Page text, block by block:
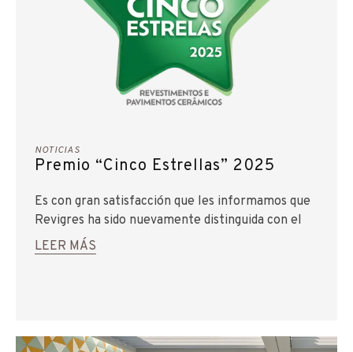
NOTICIAS
Premio “Cinco Estrellas” 2025
Es con gran satisfacción que les informamos que
Revigres ha sido nuevamente distinguida con el
Premio “Cinco Estrellas” 2025, en la categoría de
Revestimientos y Pavimentos Cerámicos.
LEER MÁS